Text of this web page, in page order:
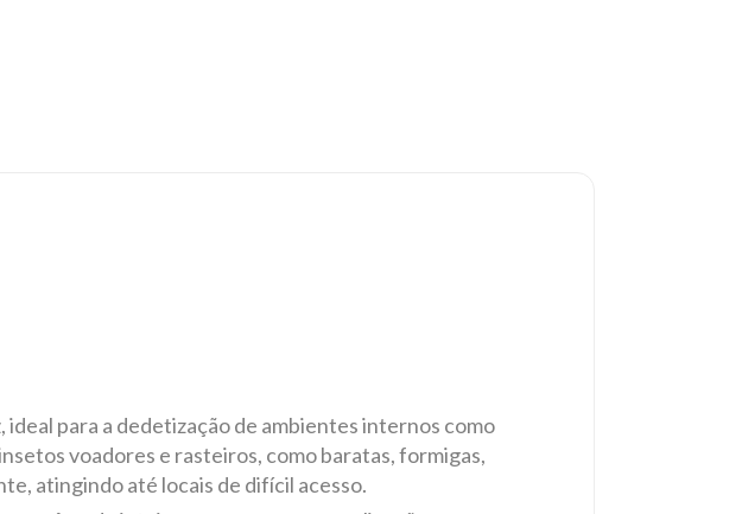
para a dedetização de ambientes internos como
voadores e rasteiros, como baratas, formigas,
atingindo até locais de difícil acesso.